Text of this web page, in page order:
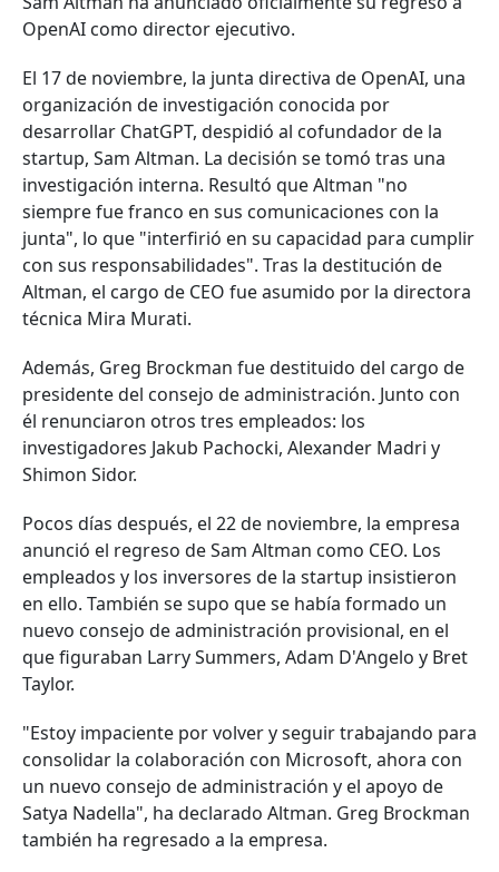
OpenAI como director ejecutivo.
El 17 de noviembre, la junta directiva de OpenAI, una
organización de investigación conocida por
desarrollar ChatGPT, despidió al cofundador de la
startup, Sam Altman. La decisión se tomó tras una
investigación interna. Resultó que Altman "no
siempre fue franco en sus comunicaciones con la
junta", lo que "interfirió en su capacidad para cumplir
con sus responsabilidades". Tras la destitución de
Altman, el cargo de CEO fue asumido por la directora
técnica Mira Murati.
Además, Greg Brockman fue destituido del cargo de
presidente del consejo de administración. Junto con
él renunciaron otros tres empleados: los
investigadores Jakub Pachocki, Alexander Madri y
Shimon Sidor.
Pocos días después, el 22 de noviembre, la empresa
anunció el regreso de Sam Altman como CEO. Los
empleados y los inversores de la startup insistieron
en ello. También se supo que se había formado un
nuevo consejo de administración provisional, en el
que figuraban Larry Summers, Adam D'Angelo y Bret
Taylor.
"Estoy impaciente por volver y seguir trabajando para
consolidar la colaboración con Microsoft, ahora con
un nuevo consejo de administración y el apoyo de
Satya Nadella", ha declarado Altman. Greg Brockman
también ha regresado a la empresa.